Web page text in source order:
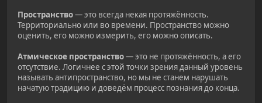
Пространство— это всегда некая протяжённость.
Территориально или во времени. Пространство можно
оценить, его можно измерить, его можно описать.
Атмическое пространство— это не протяжённость, а его
отсутствие. Логичнее с этой точки зрения данный уровень
называть антипространство, но мы не станем нарушать
начатую традицию и доведём процесс познания до конца.